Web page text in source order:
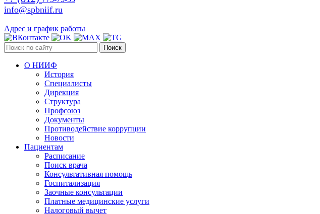
info@spbniif.ru
Адрес и график работы
Поиск
О НИИФ
История
Специалисты
Дирекция
Структура
Профсоюз
Документы
Противодействие коррупции
Новости
Пациентам
Расписание
Поиск врача
Консультативная помощь
Госпитализация
Заочные консультации
Платные медицинские услуги
Налоговый вычет